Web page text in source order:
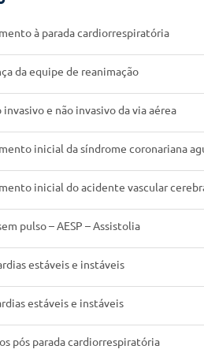
à parada cardiorrespiratória
da equipe de reanimação
invasivo e não invasivo da via aérea
inicial da síndrome coronariana
inicial do acidente vascular
pulso – AESP – Assistolia
estáveis e instáveis
estáveis e instáveis
pós parada cardiorrespiratória